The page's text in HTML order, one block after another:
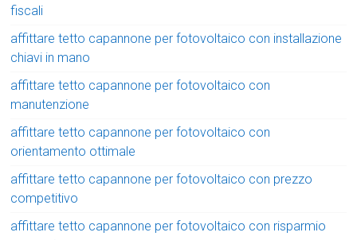
fiscali
affittare tetto capannone per fotovoltaico con installazione
chiavi in mano
affittare tetto capannone per fotovoltaico con
manutenzione
affittare tetto capannone per fotovoltaico con
orientamento ottimale
affittare tetto capannone per fotovoltaico con prezzo
competitivo
affittare tetto capannone per fotovoltaico con risparmio